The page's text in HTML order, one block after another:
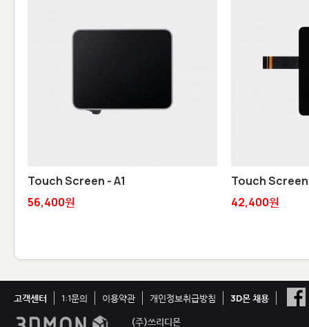
Touch Screen - A1
56,400원
Touch Screen
42,400원
고객센터 1:1문의 이용약관 개인정보취급방침
3D몬 채용
(주)쓰리디몬